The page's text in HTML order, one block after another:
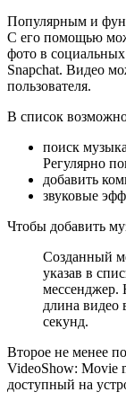
Популярным и
С его помощью
фото в социальных
Snapchat. Видео
пользователя.
В список
поиск
Регулярно
добавить
звуковые
Чтобы добавить
Созданный
указав в
мессенджер.
длина видео
секунд.
Второе не менее
VideoShow: Movie
доступный на